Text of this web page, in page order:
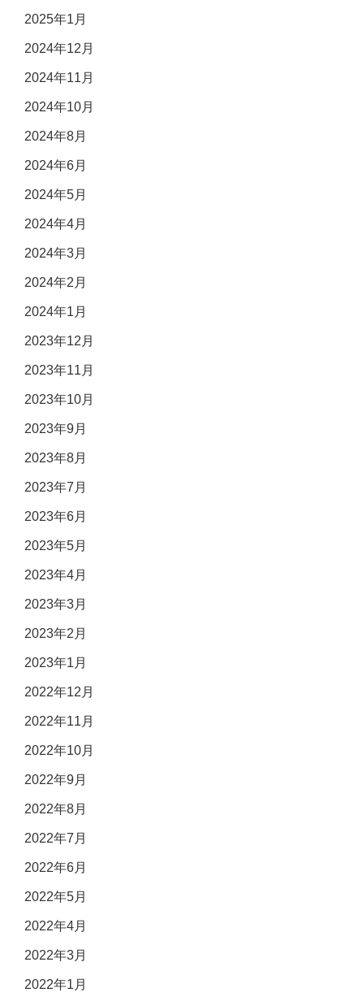
2025年1月
2024年12月
2024年11月
2024年10月
2024年8月
2024年6月
2024年5月
2024年4月
2024年3月
2024年2月
2024年1月
2023年12月
2023年11月
2023年10月
2023年9月
2023年8月
2023年7月
2023年6月
2023年5月
2023年4月
2023年3月
2023年2月
2023年1月
2022年12月
2022年11月
2022年10月
2022年9月
2022年8月
2022年7月
2022年6月
2022年5月
2022年4月
2022年3月
2022年1月